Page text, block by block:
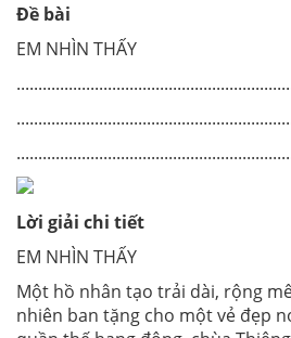
Đề bài
EM NHÌN THẤY
Lời giải chi tiết
EM NHÌN THẤY
Một hồ nhân tạo trải dài, rộng
nhiên ban tặng cho một vẻ đẹp